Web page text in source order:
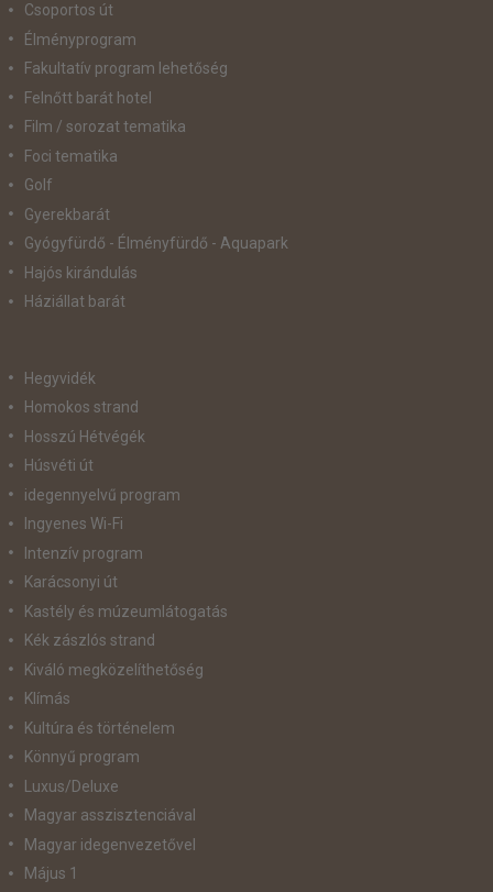
Csoportos út
Élményprogram
Fakultatív program lehetőség
Felnőtt barát hotel
Film / sorozat tematika
Foci tematika
Golf
Gyerekbarát
Gyógyfürdő - Élményfürdő - Aquapark
Hajós kirándulás
Háziállat barát
Hegyvidék
Homokos strand
Hosszú Hétvégék
Húsvéti út
idegennyelvű program
Ingyenes Wi-Fi
Intenzív program
Karácsonyi út
Kastély és múzeumlátogatás
Kék zászlós strand
Kiváló megközelíthetőség
Klímás
Kultúra és történelem
Könnyű program
Luxus/Deluxe
Magyar asszisztenciával
Magyar idegenvezetővel
Május 1